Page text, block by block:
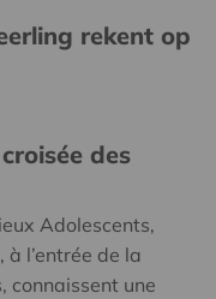
rekent op
des
Adolescents,
l’entrée de la
connaissent une